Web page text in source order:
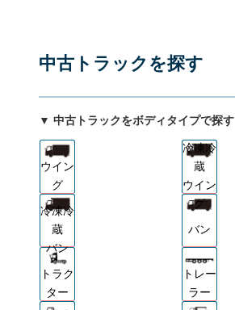
中古トラックを探す
▼ 中古トラックをボディタイプで探す
ウイン
グ
冷凍冷
蔵
ウイン
グ
冷凍冷
蔵
バン
バン
トラク
ター
トレー
ラー